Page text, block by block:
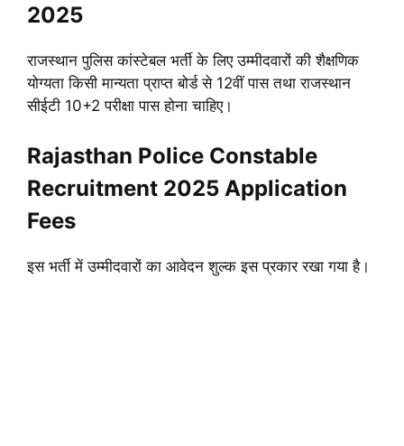
2025
राजस्थान पुलिस कांस्टेबल भर्ती के लिए उम्मीदवारों की शैक्षणिक
योग्यता किसी मान्यता प्राप्त बोर्ड से 12वीं पास तथा राजस्थान
सीईटी 10+2 परीक्षा पास होना चाहिए।
Rajasthan Police Constable
Recruitment 2025 Application
Fees
इस भर्ती में उम्मीदवारों का आवेदन शुल्क इस प्रकार रखा गया है।